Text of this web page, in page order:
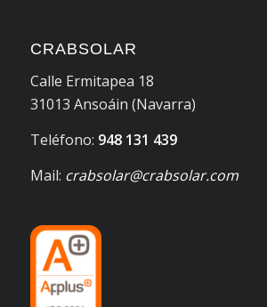
CRABSOLAR
Calle Ermitapea 18
31013 Ansoáin (Navarra)
Teléfono: 948 131 439
Mail: crabsolar@crabsolar.com